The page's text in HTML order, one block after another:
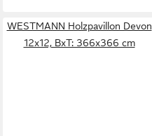
WESTMANN Holzpavillon Devon
12x12, BxT: 366x366 cm